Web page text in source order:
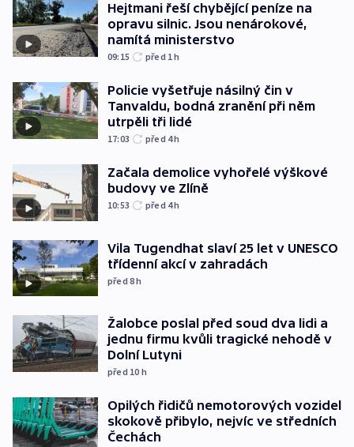
Hejtmani řeší chybějící peníze na
opravu silnic. Jsou nenárokové,
namítá ministerstvo
09:15 před 1h
Policie vyšetřuje násilný čin v
Tanvaldu, bodná zranění při něm
utrpěli tři lidé
17:03 před 4h
Začala demolice vyhořelé výškové
budovy ve Zlíně
10:53 před 4h
Vila Tugendhat slaví 25 let v UNESCO
třídenní akcí v zahradách
před 8h
Žalobce poslal před soud dva lidi a
jednu firmu kvůli tragické nehodě v
Dolní Lutyni
před 10 h
Opilých řidičů nemotorových vozidel
skokově přibylo, nejvíc ve středních
Čechách